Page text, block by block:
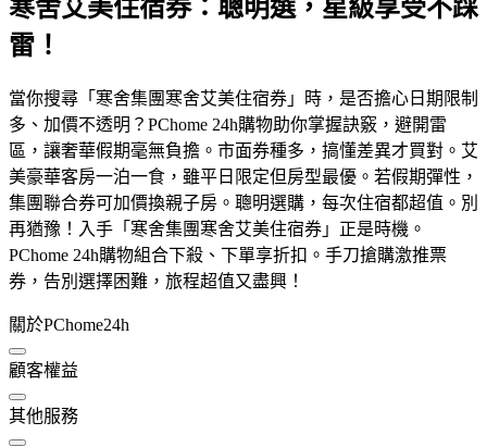
寒舍艾美住宿券：聰明選，星級享受不踩
雷！
當你搜尋「寒舍集團寒舍艾美住宿券」時，是否擔心日期限制
多、加價不透明？PChome 24h購物助你掌握訣竅，避開雷
區，讓奢華假期毫無負擔。市面券種多，搞懂差異才買對。艾
美豪華客房一泊一食，雖平日限定但房型最優。若假期彈性，
集團聯合券可加價換親子房。聰明選購，每次住宿都超值。別
再猶豫！入手「寒舍集團寒舍艾美住宿券」正是時機。
PChome 24h購物組合下殺、下單享折扣。手刀搶購激推票
券，告別選擇困難，旅程超值又盡興！
關於PChome24h
顧客權益
其他服務